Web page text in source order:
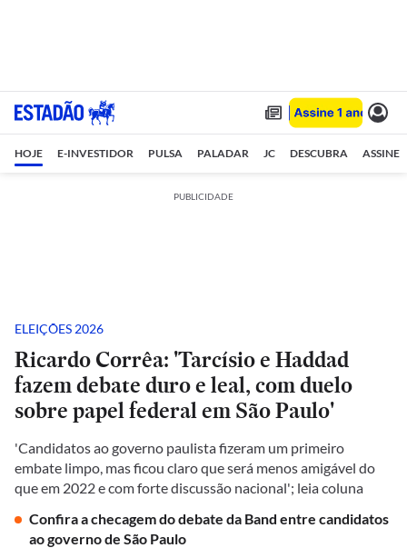
HOJE E-INVESTIDOR PULSA PALADAR JC DESCUBRA ASSINE
PUBLICIDADE
ELEIÇÕES 2026
Ricardo Corrêa: 'Tarcísio e Haddad
fazem debate duro e leal, com duelo
sobre papel federal em São Paulo'
'Candidatos ao governo paulista fizeram um primeiro
embate limpo, mas ficou claro que será menos amigável do
que em 2022 e com forte discussão nacional'; leia coluna
Confira a checagem do debate da Band entre candidatos
ao governo de São Paulo